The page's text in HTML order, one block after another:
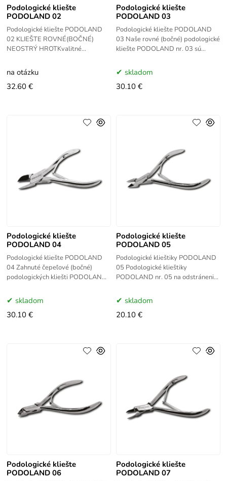
Podologické kliešte
PODOLAND 02
Podologické kliešte PODOLAND
02 KLIEŠTE ROVNÉ(BOČNÉ)
NEOSTRÝ HROTKvalitné
nr. 02 sú vyrobené z
nehrdzavejúcej ocele.Stabilne
na otázku
32.60 €
Podologické kliešte
PODOLAND 03
Podologické kliešte PODOLAND
03 Naše rovné (bočné) podologické
kliešte PODOLAND nr. 03 sú
profesionálnu starostlivosť o
skladom
30.10 €
Podologické kliešte
PODOLAND 04
Podologické kliešte PODOLAND
04 Zahnuté čepeľové (bočné)
podologických kliešti PODOLAND
najkvalitnejšej nehrdzavejúcej
ocele.
skladom
30.10 €
Podologické kliešte
PODOLAND 05
Podologické klieštiky PODOLAND
05 Podologické klieštiky
PODOLAND nr. 05 na odstránenie
a zhrubnutej kože pod nechtom sú
skladom
20.10 €
Podologické kliešte
PODOLAND 06
Podologické kliešte
PODOLAND 07